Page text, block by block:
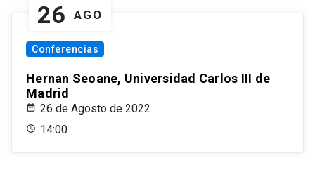
26 AGO
Conferencias
Hernan Seoane, Universidad Carlos III de
Madrid
26 de Agosto de 2022
14:00